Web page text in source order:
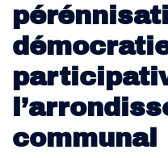
communal